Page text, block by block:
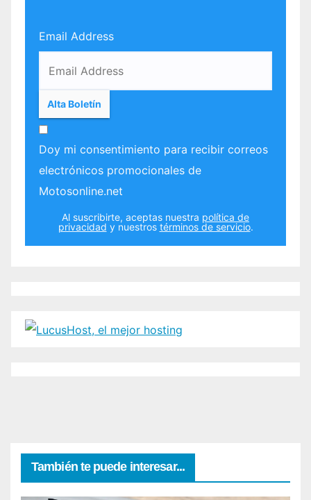
Email Address
Doy mi consentimiento para recibir correos
electrónicos promocionales de
Motosonline.net
Al suscribirte, aceptas nuestra política de
privacidad y nuestros términos de servicio.
También te puede interesar...